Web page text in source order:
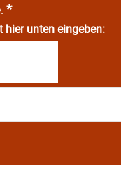
*
hier unten eingeben: